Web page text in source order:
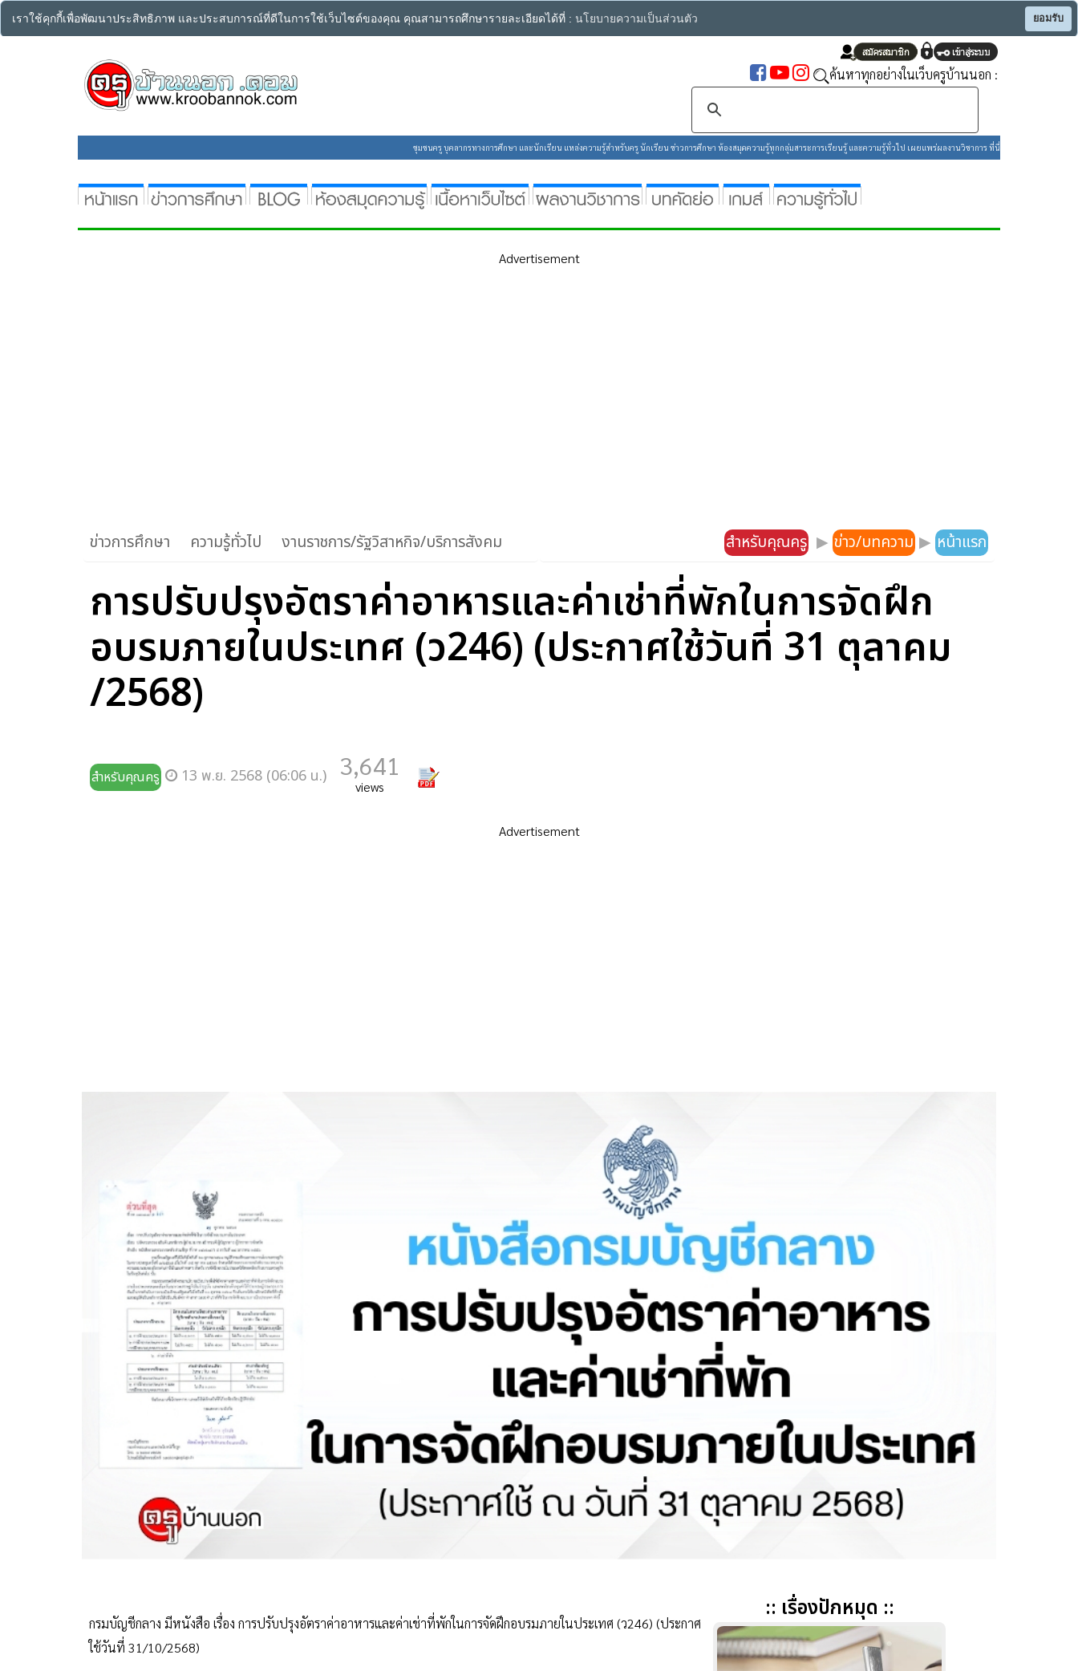
เราใช้คุกกี้เพื่อพัฒนาประสิทธิภาพ และประสบการณ์ที่ดีในการใช้เว็บไซต์ของคุณ คุณสามารถศึกษารายละเอียดได้ที่ : นโยบายความเป็นส่วนตัว ยอมรับ
ค้นหาทุกอย่างในเว็บครูบ้านนอก :
ชุมชนครู บุคลากรทางการศึกษา และนักเรียน แหล่งความรู้สำหรับครู นักเรียน ข่าวการศึกษา ห้องสมุดความรู้ทุกกลุ่มสาระการเรียนรู้ และความรู้ทั่วไป เผยแพร่ผลงานวิชาการ ที่นี่
Advertisement
ข่าวการศึกษา ความรู้ทั่วไป งานราชการ/รัฐวิสาหกิจ/บริการสังคม สำหรับคุณครู ▶ ข่าว/บทความ ▶ หน้าแรก
การปรับปรุงอัตราค่าอาหารและค่าเช่าที่พักในการจัดฝึก
อบรมภายในประเทศ (ว246) (ประกาศใช้วันที่ 31 ตุลาคม
/2568)
สำหรับคุณครู 13 พ.ย. 2568 (06:06 น.) 3,641
views
Advertisement
กรมบัญชีกลาง มีหนังสือ เรื่อง การปรับปรุงอัตราค่าอาหารและค่าเช่าที่พักในการจัดฝึกอบรมภายในประเทศ (ว246) (ประกาศ
ใช้วันที่ 31/10/2568)
:: เรื่องปักหมุด ::